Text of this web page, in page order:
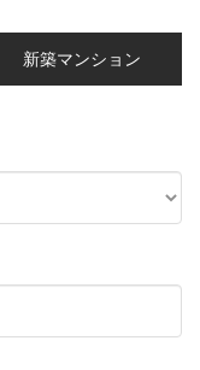
新築マンション